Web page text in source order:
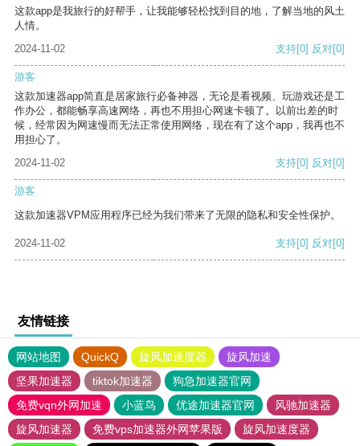
这款app是我旅行的好帮手，让我能够轻松找到目的地，了解当地的风土
人情。
2024-11-02
支持[0] 反对[0]
游客
这款加速器app简直是居家旅行必备神器，无论是看视频、玩游戏还是工
作办公，都能畅享高速网络，再也不用担心网速卡顿了。以前出差的时
候，经常因为网速慢而无法正常使用网络，现在有了这个app，我再也不
用担心了。
2024-11-02
支持[0] 反对[0]
游客
这款加速器VPM应用程序已经为我们带来了无限的隐私和安全性保护。
2024-11-02 支持[0] 反对[0]
友情链接
网站地图 QuickQ 旋风加速度器
旋风加速
坚果加速器
tiktok加速器
狗急加速器官网
免费vqn外网加速
小蓝鸟 优途加速器官网
风驰加速器
旋风加速器
免费vps加速器外网苹果版
旋风加速度器